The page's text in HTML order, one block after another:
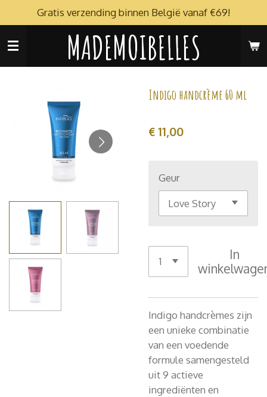
direct
naar
MADEMOIBELLES
Gratis verzending binnen België vanaf €69!
Indigo handcrème 60 ml
€ 11,00
Geur
In
Indigo handcrèmes zijn
een unieke combinatie
van een voedende
formule samengesteld
uit 9 actieve
ingrediënten en